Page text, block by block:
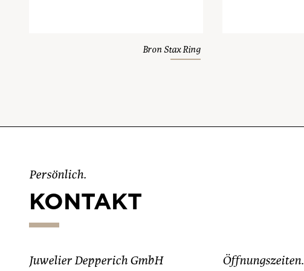
Bron Stax Ring
Persönlich.
KONTAKT
Juwelier Depperich GmbH Öffnungszeiten.